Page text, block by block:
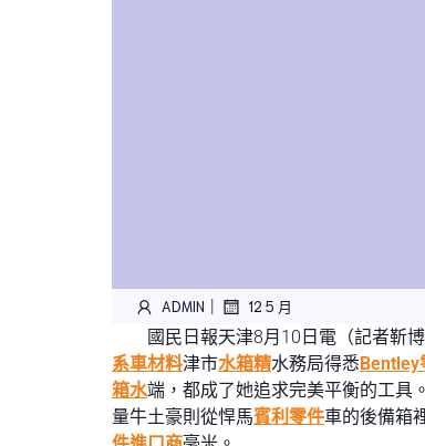
ADMIN | 12 5 月
國民日報天津8月10日電（記者靳
系車材料津市水箱精水務局得悉Bentley
箱水端，都成了她追求完美平衡的工具
量牛土豪則從悍馬賓利零件車的後備箱